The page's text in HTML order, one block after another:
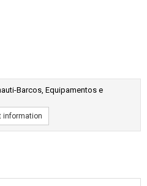
Barcos, Equipamentos e
information